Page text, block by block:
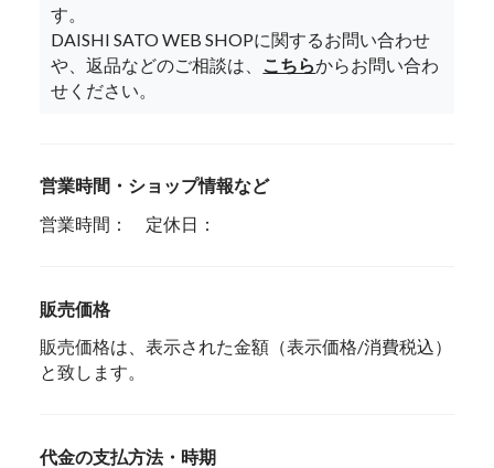
す。
DAISHI SATO WEB SHOPに関するお問い合わせ
や、返品などのご相談は、 こちらからお問い合わ
せください。
営業時間・ショップ情報など
営業時間： 定休日：
販売価格
販売価格は、表示された金額（表示価格/消費税込）
と致します。
代金の支払方法・時期